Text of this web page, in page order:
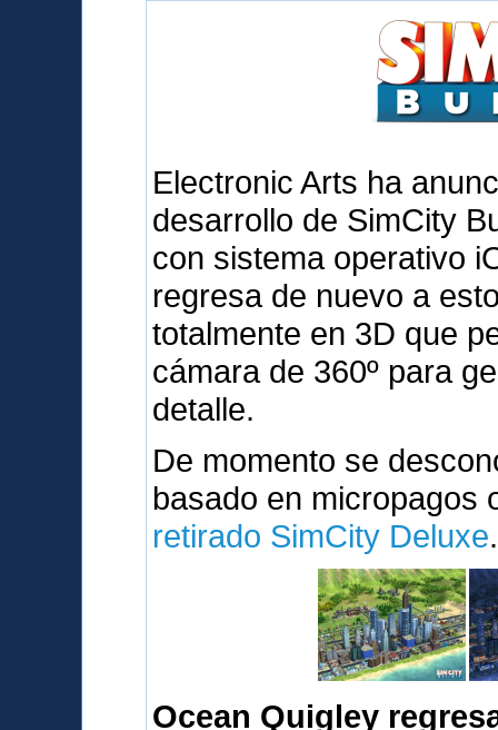
Electronic Arts ha
desarrollo de SimCity
con sistema operativo
regresa de nuevo a
totalmente en 3D que
cámara de 360º para
detalle.
De momento se
basado en micropagos
retirado SimCity Deluxe.
Ocean Quigley